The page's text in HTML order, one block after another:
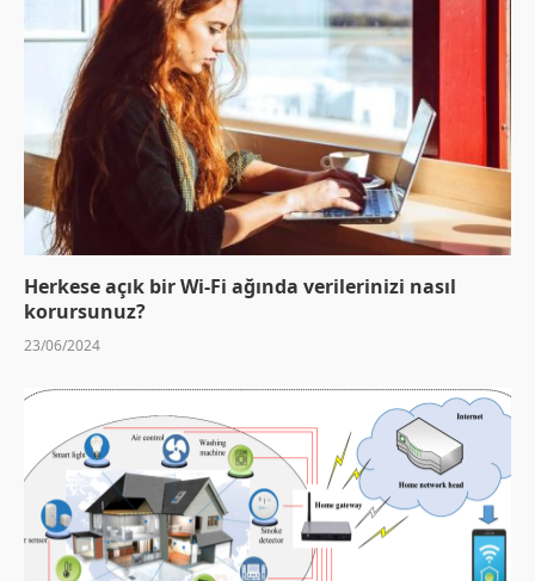
Herkese açık bir Wi-Fi ağında verilerinizi nasıl
korursunuz?
23/06/2024